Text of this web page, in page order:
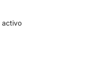
activo